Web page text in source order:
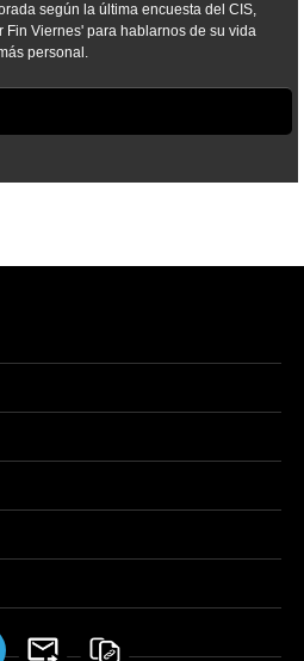
según la última encuesta del CIS,
Fin Viernes' para hablarnos de su vida
personal.